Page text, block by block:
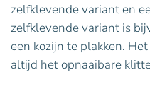
zelfklevende variant en
zelfklevende variant is
een kozijn te plakken.
altijd het opnaaibare